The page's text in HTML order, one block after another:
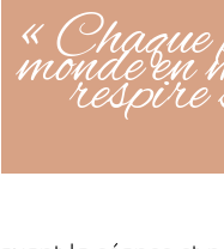
«
monde en